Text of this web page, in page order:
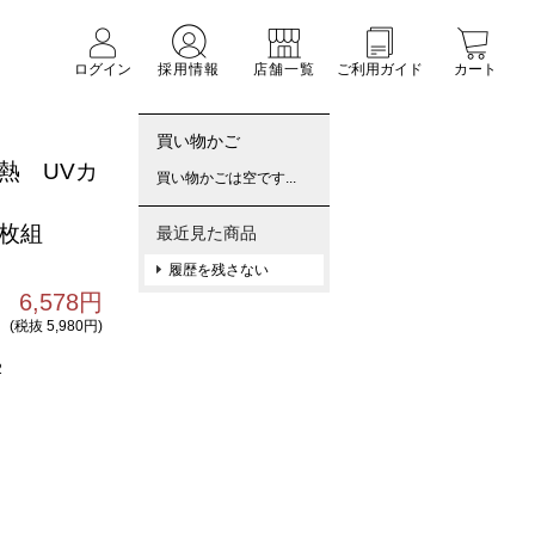
ログイン 採用情報 店舗一覧 ご利用ガイド カート
UVカ
組
6,578円
(税抜 5,980円)
買い物かご
買い物かごは空です...
最近見た商品
履歴を残さない